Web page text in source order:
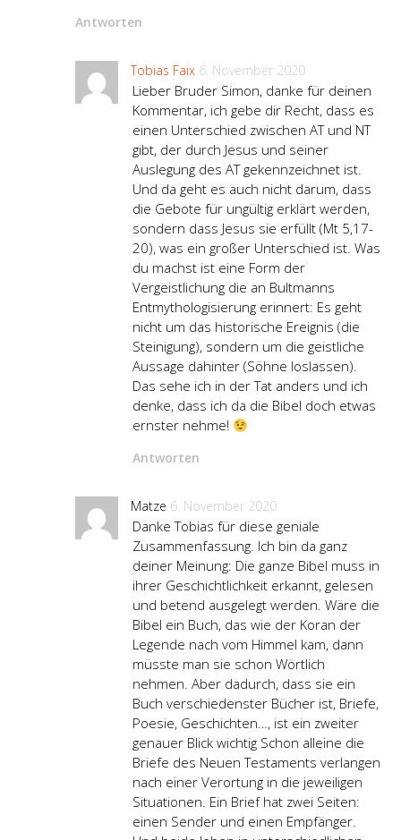
Antworten
Tobias Faix 6. November 2020
Lieber Bruder Simon, danke für deinen
Kommentar, ich gebe dir Recht, dass es
einen Unterschied zwischen AT und NT
gibt, der durch Jesus und seiner
Auslegung des AT gekennzeichnet ist.
Und da geht es auch nicht darum, dass
die Gebote für ungültig erklärt werden,
sondern dass Jesus sie erfüllt (Mt 5,17-
20), was ein großer Unterschied ist. Was
du machst ist eine Form der
Vergeistlichung die an Bultmanns
Entmythologisierung erinnert: Es geht
nicht um das historische Ereignis (die
Steinigung), sondern um die geistliche
Aussage dahinter (Söhne loslassen).
Das sehe ich in der Tat anders und ich
denke, dass ich da die Bibel doch etwas
ernster nehme!
Antworten
Matze 6. November 2020
Danke Tobias für diese geniale
Zusammenfassung. Ich bin da ganz
deiner Meinung: Die ganze Bibel muss in
ihrer Geschichtlichkeit erkannt, gelesen
und betend ausgelegt werden. Wäre die
Bibel ein Buch, das wie der Koran der
Legende nach vom Himmel kam, dann
müsste man sie schon Wörtlich
nehmen. Aber dadurch, dass sie ein
Buch verschiedenster Bücher ist, Briefe,
Poesie, Geschichten…, ist ein zweiter
genauer Blick wichtig Schon alleine die
Briefe des Neuen Testaments verlangen
nach einer Verortung in die jeweiligen
Situationen. Ein Brief hat zwei Seiten:
einen Sender und einen Empfänger.